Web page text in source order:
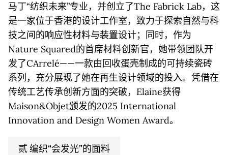
马丁“纺织未来”专业，并创立了The Fabrick Lab，这
是一家位于香港的设计工作室，致力于探索自然与科
技之间的响应性材料与装置设计；同时，作为
Nature Squared的首席材料创新官，她带领团队开
发了CArrelé——一款由回收蛋壳制成的可持续瓷砖
系列，充分展现了她在再生设计领域的投入。凭借在
传统工艺传承创新方面的突破，Elaine获得
Maison&Objet颁发的2025 International
Innovation and Design Women Award。
贰 编织“会发光”的面料